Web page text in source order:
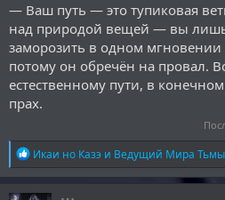
— Ваш путь — это тупиковая
над природой вещей — вы лишь
заморозить в одном
потому он обречён на провал.
естественному пути, в конечном
прах.
Р
е
а
к
Икаи но Казэ и Ведущий Мира Тьмы